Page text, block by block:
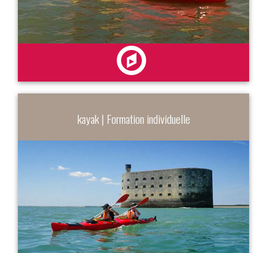
kayak | Formation individuelle